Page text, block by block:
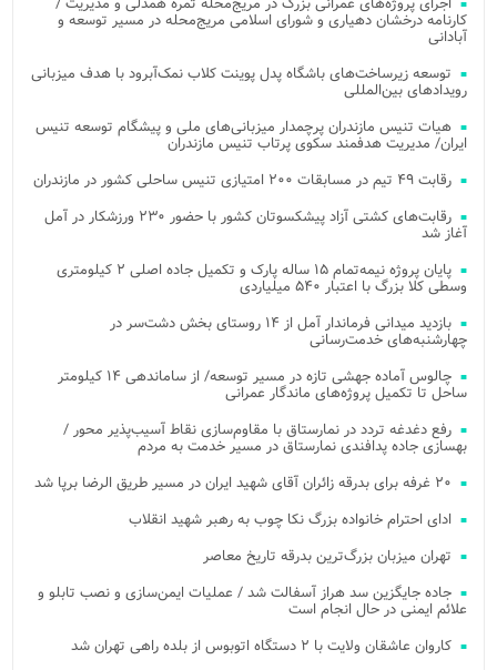
کارنامه درخشان دهیاری و شورای اسلامی مریج‌محله در مسیر توسعه و
آبادانی
توسعه زیرساخت‌های باشگاه پدل پوینت کلاب نمک‌آبرود با هدف میزبانی
رویدادهای بین‌المللی
هیات تنیس مازندران پرچمدار میزبانی‌های ملی و پیشگام توسعه تنیس
ایران/ مدیریت هدفمند سکوی پرتاب تنیس مازندران
رقابت ۴۹ تیم در مسابقات ۲۰۰ امتیازی تنیس ساحلی کشور در مازندران
رقابت‌های کشتی آزاد پیشکسوتان کشور با حضور ۲۳۰ ورزشکار در آمل
آغاز شد
پایان پروژه نیمه‌تمام ۱۵ ساله پارک و تکمیل جاده اصلی ۲ کیلومتری
وسطی کلا بزرگ با اعتبار ۵۴۰ میلیاردی
بازدید میدانی فرماندار آمل از ۱۴ روستای بخش دشت‌سر در
چهارشنبه‌های خدمت‌رسانی
چالوس آماده جهشی تازه در مسیر توسعه/ از ساماندهی ۱۴ کیلومتر
ساحل تا تکمیل پروژه‌های ماندگار عمرانی
رفع دغدغه تردد در نمارستاق با مقاوم‌سازی نقاط آسیب‌پذیر محور /
بهسازی جاده پدافندی نمارستاق در مسیر خدمت به مردم
۲۰ غرفه برای بدرقه زائران آقای شهید ایران در مسیر طریق الرضا برپا شد
ادای احترام خانواده بزرگ نکا چوب به رهبر شهید انقلاب
تهران میزبان بزرگ‌ترین بدرقه تاریخ معاصر
جاده جایگزین سد هراز آسفالت شد / عملیات ایمن‌سازی و نصب تابلو و
علائم ایمنی در حال انجام است
کاروان عاشقان ولایت با ۲ دستگاه اتوبوس از بلده راهی تهران شد